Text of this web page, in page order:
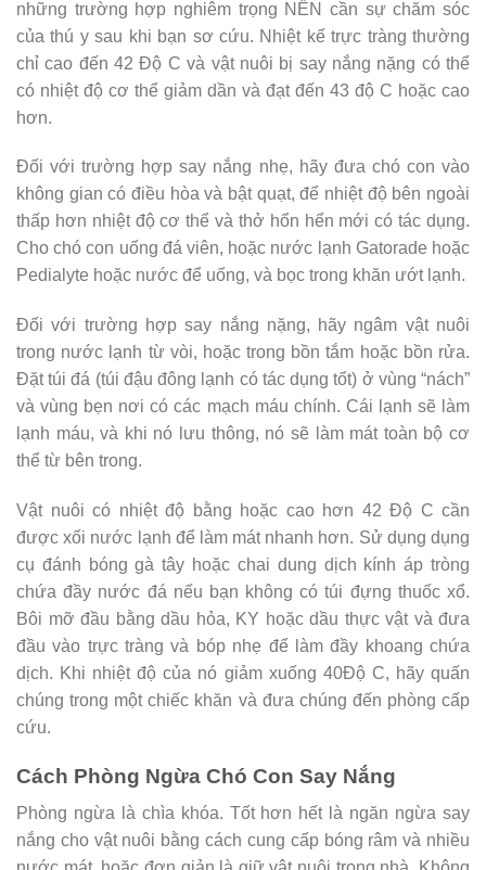
những trường hợp nghiêm trọng NÊN cần sự chăm sóc
của thú y sau khi bạn sơ cứu. Nhiệt kế trực tràng thường
chỉ cao đến 42 Độ C và vật nuôi bị say nắng nặng có thể
có nhiệt độ cơ thể giảm dần và đạt đến 43 độ C hoặc cao
hơn.
Đối với trường hợp say nắng nhẹ, hãy đưa chó con vào
không gian có điều hòa và bật quạt, để nhiệt độ bên ngoài
thấp hơn nhiệt độ cơ thể và thở hổn hển mới có tác dụng.
Cho chó con uống đá viên, hoặc nước lạnh Gatorade hoặc
Pedialyte hoặc nước để uống, và bọc trong khăn ướt lạnh.
Đối với trường hợp say nắng nặng, hãy ngâm vật nuôi
trong nước lạnh từ vòi, hoặc trong bồn tắm hoặc bồn rửa.
Đặt túi đá (túi đậu đông lạnh có tác dụng tốt) ở vùng “nách”
và vùng bẹn nơi có các mạch máu chính. Cái lạnh sẽ làm
lạnh máu, và khi nó lưu thông, nó sẽ làm mát toàn bộ cơ
thể từ bên trong.
Vật nuôi có nhiệt độ bằng hoặc cao hơn 42 Độ C cần
được xối nước lạnh để làm mát nhanh hơn. Sử dụng dụng
cụ đánh bóng gà tây hoặc chai dung dịch kính áp tròng
chứa đầy nước đá nếu bạn không có túi đựng thuốc xổ.
Bôi mỡ đầu bằng dầu hỏa, KY hoặc dầu thực vật và đưa
đầu vào trực tràng và bóp nhẹ để làm đầy khoang chứa
dịch. Khi nhiệt độ của nó giảm xuống 40Độ C, hãy quấn
chúng trong một chiếc khăn và đưa chúng đến phòng cấp
cứu.
Cách Phòng Ngừa Chó Con Say Nắng
Phòng ngừa là chìa khóa. Tốt hơn hết là ngăn ngừa say
nắng cho vật nuôi bằng cách cung cấp bóng râm và nhiều